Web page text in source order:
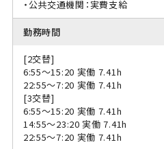
・公共交通機関：実費支給
勤務時間
[2交替]
6:55〜15:20 実働 7.41h
22:55〜7:20 実働 7.41h
[3交替]
6:55〜15:20 実働 7.41h
14:55〜23:20 実働 7.41h
22:55〜7:20 実働 7.41h